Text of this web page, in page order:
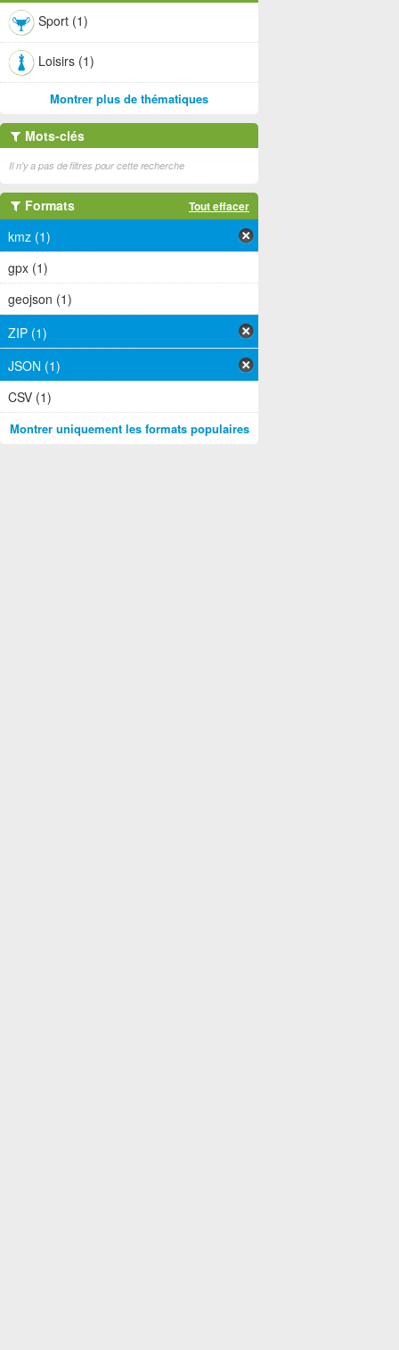
Sport (1)
Loisirs (1)
Montrer plus de thématiques
Mots-clés
Il n'y a pas de filtres pour cette recherche
Formats Tout effacer
kmz (1)
gpx (1)
geojson (1)
ZIP (1)
JSON (1)
CSV (1)
Montrer uniquement les formats populaires